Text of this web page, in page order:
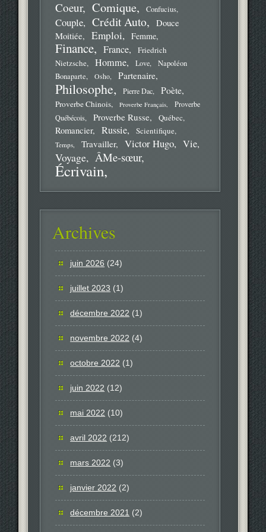
Coeur Comique Confucius
Couple Crédit Auto
Douce
Moitiée
Emploi Femme
Finance France
Friedrich
Nietzsche
Homme Love
Napoléon
Bonaparte
Osho Partenaire
Philosophe Pierre Dac Poète
Proverbe Chinois Proverbe Français
Proverbe
Québécois
Proverbe Russe Québec
Romancier Russie Scientifique
Temps Travailler Victor Hugo Vie
Voyage ÂMe-sœur
Écrivain
Archives
juin 2026 (24)
juillet 2023 (1)
décembre 2022 (1)
novembre 2022 (4)
octobre 2022 (1)
juin 2022 (12)
mai 2022 (10)
avril 2022 (212)
mars 2022 (3)
janvier 2022 (2)
décembre 2021 (2)